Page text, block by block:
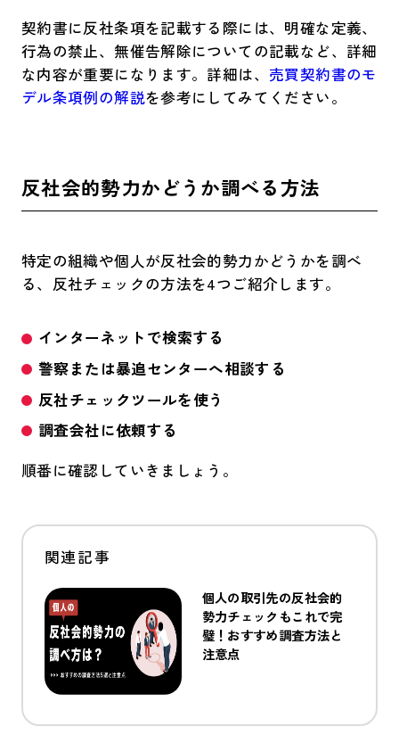
契約書に反社条項を記載する際には、明確な定義、
行為の禁止、無催告解除についての記載など、詳細
な内容が重要になります。詳細は、 売買契約書のモ
デル条項例の解説を参考にしてみてください。
反社会的勢力かどうか調べる方法
特定の組織や個人が反社会的勢力かどうかを調べ
る、反社チェックの方法を4つご紹介します。
インターネットで検索する
警察または暴追センターへ相談する
反社チェックツールを使う
調査会社に依頼する
順番に確認していきましょう。
個人の取引先の反社会的
勢力チェックもこれで完
璧！おすすめ調査方法と
注意点